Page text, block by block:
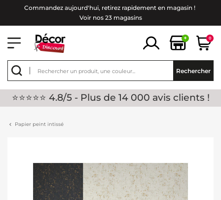
Commandez aujourd'hui, retirez rapidement en magasin !
Voir nos 23 magasins
+ 0
Rechercher
⭐⭐⭐⭐⭐ 4.8/5 - Plus de 14 000 avis clients !
Papier peint intissé